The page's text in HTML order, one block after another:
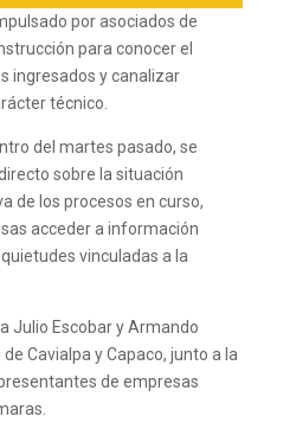
por asociados de
para conocer el
ingresados y canalizar
técnico.
del martes pasado, se
sobre la situación
de los procesos en curso,
acceder a información
vinculadas a la
Julio Escobar y Armando
Cavialpa y Capaco, junto a la
de empresas